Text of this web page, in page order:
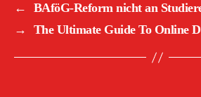
←
BAföG-Reform nicht an
→
The Ultimate Guide To Online